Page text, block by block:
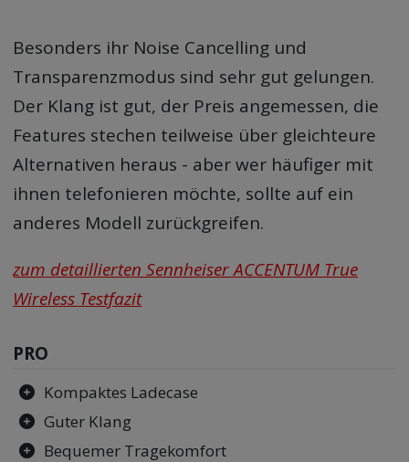
Besonders ihr Noise Cancelling und
Transparenzmodus sind sehr gut gelungen.
Der Klang ist gut, der Preis angemessen, die
Features stechen teilweise über gleichteure
Alternativen heraus - aber wer häufiger mit
ihnen telefonieren möchte, sollte auf ein
anderes Modell zurückgreifen.
zum detaillierten Sennheiser ACCENTUM True
Wireless Testfazit
PRO
Kompaktes Ladecase
Guter Klang
Bequemer Tragekomfort